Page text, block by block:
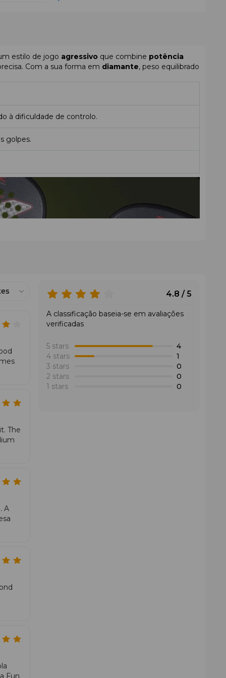
estilo de jogo agressivo que combine potência
Com a sua forma em diamante, peso equilibrado
à dificuldade de controlo.
golpes.
mas é menos versátil para o jogo defensivo.
que para controlo no fundo do campo.
está bem presa.
avançada e feita para jogadores que não têm medo de
o que é preciso para vencer no ritmo acelerado do
The
A
Fun
4.8 / 5
A classificação baseia-se em avaliações
verificadas
5 stars
4
4 stars
1
3 stars
0
2 stars
0
1 stars
0